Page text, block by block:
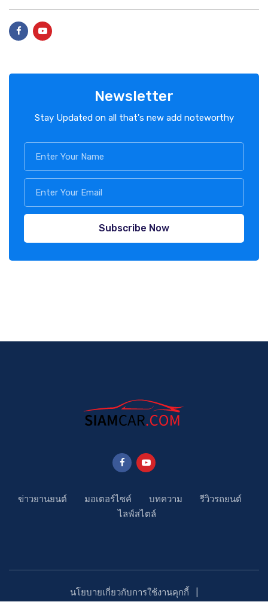
Newsletter
Stay Updated on all that's new add noteworthy
Subscribe Now
ข่าวยานยนต์ มอเตอร์ไซค์ บทความ
รีวิวรถยนต์
ไลฟ์สไตล์
นโยบายเกี่ยวกับการใช้งานคุกกี้